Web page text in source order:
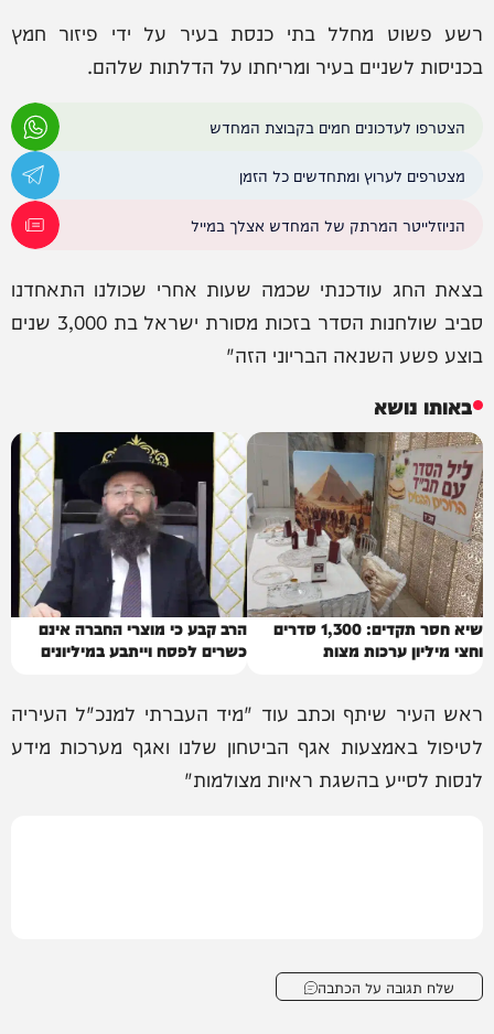
רשע פשוט מחלל בתי כנסת בעיר על ידי פיזור חמץ
בכניסות לשניים בעיר ומריחתו על הדלתות שלהם.
הצטרפו לעדכונים חמים בקבוצת המחדש
מצטרפים לערוץ ומתחדשים כל הזמן
הניוזלייטר המרתק של המחדש אצלך במייל
בצאת החג עודכנתי שכמה שעות אחרי שכולנו התאחדנו
סביב שולחנות הסדר בזכות מסורת ישראל בת 3,000 שנים
בוצע פשע השנאה הבריוני הזה"
באותו נושא
שיא חסר תקדים: 1,300 סדרים
וחצי מיליון ערכות מצות
הרב קבע כי מוצרי החברה אינם
כשרים לפסח וייתבע במיליונים
ראש העיר שיתף וכתב עוד "מיד העברתי למנכ"ל העיריה
לטיפול באמצעות אגף הביטחון שלנו ואגף מערכות מידע
לנסות לסייע בהשגת ראיות מצולמות"
שלח תגובה על הכתבה